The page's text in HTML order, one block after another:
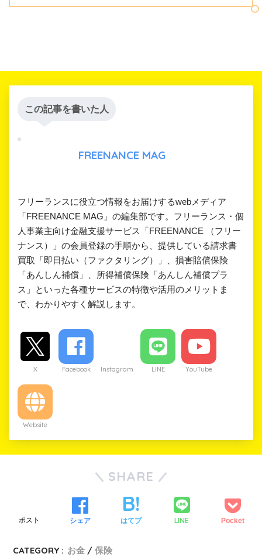
この記事を書いた人
FREENANCE MAG
フリーランスに役立つ情報をお届けするwebメディア
「FREENANCE MAG」の編集部です。フリーランス・個
人事業主向け金融支援サービス「FREENANCE （フリー
ナンス）」の会員登録の手順から、提供している請求書
買取「即日払い（ファクタリング）」、損害賠償保険
「あんしん補償」、所得補償保険「あんしん補償プラ
ス」といった各種サービスの特徴や活用のメリットま
で、わかりやすく解説します。
Twitter Facebook Instagram LINE YouTube
Website
SHARE
ツイート シェア はてブ LINE Pocket
CATEGORY : お金 保険